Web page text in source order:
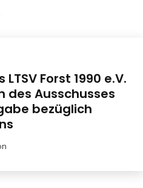
Forst 1990 e.V.
des Ausschusses
bezüglich